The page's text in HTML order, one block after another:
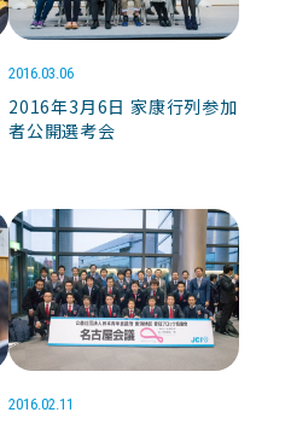
2016.03.06
2016年3月6日 家康行列参加
者公開選考会
2016.02.11